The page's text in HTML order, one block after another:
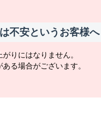
不安というお客様へ
りにはなりません。
る場合がございます。